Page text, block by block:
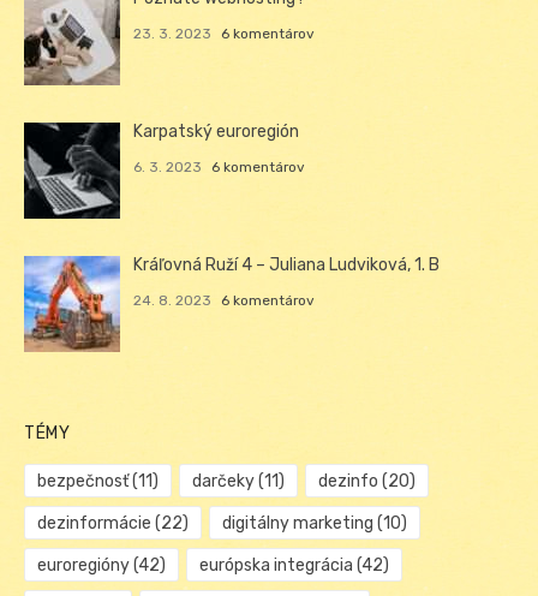
23. 3. 2023 6 komentárov
Karpatský euroregión
6. 3. 2023 6 komentárov
Kráľovná Ruží 4 – Juliana Ludviková, 1. B
24. 8. 2023 6 komentárov
TÉMY
bezpečnosť(11) darčeky(11) dezinfo (20)
dezinformácie (22) digitálny marketing (10)
euroregióny(42) európska integrácia (42)